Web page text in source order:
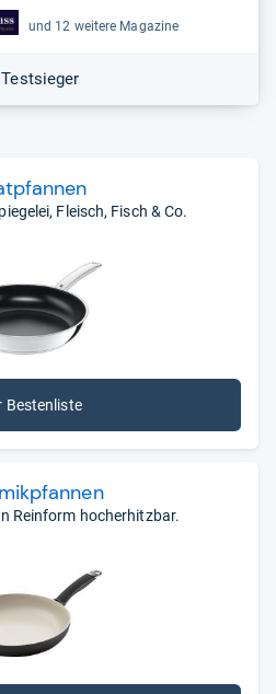
Tuch reinigen.
um scharfes Anbraten geht.
kauft zwei Mal“ trifft leider
Aktionsangebote bei
attraktiv, die Erfahrung von
zeigen jedoch, dass die
Die Beschichtung löst sich
oft bereits nach wenigen
Boden liegt nicht mehr plan
die Pfanne wird nur in der
haltbare, wirklich gute
40 bis 50 Euro
Hersteller bieten eine
Regel auch günstiger als der
Bestenlisten. Hier finden Sie
Tests und Meinungen,
unabhängigen
und 12 weitere Magazine
Testsieger
Fleisch, Fisch & Co.
Bestenliste
Reinform hocherhitzbar.